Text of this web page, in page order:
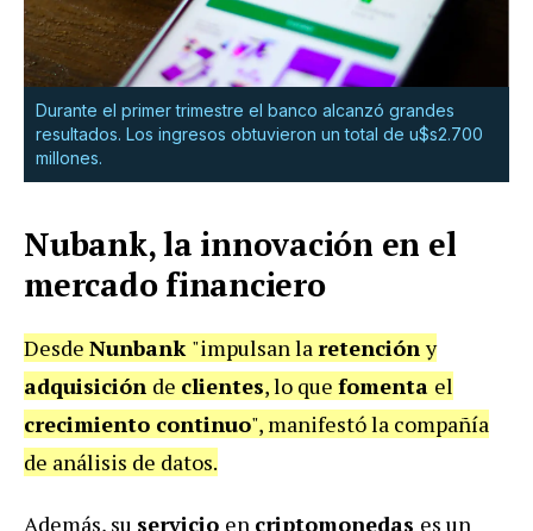
Durante el primer trimestre el banco alcanzó grandes
resultados. Los ingresos obtuvieron un total de u$s2.700
millones.
Nubank, la innovación en el
mercado financiero
Desde Nunbank "impulsan laretencióny
adquisición de clientes, lo que fomenta el
crecimiento continuo", manifestó la compañía
de análisis de datos.
Además, su servicio en criptomonedas es un